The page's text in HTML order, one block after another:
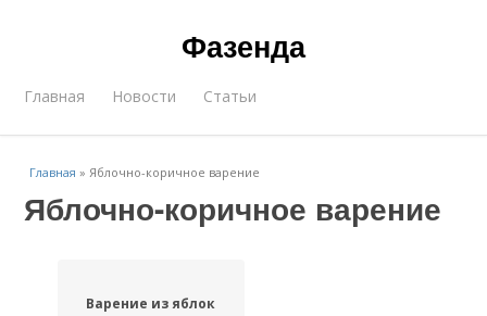
Фазенда
Главная Новости Статьи
Главная »Яблочно-коричное варение
Яблочно-коричное варение
Варение из яблок